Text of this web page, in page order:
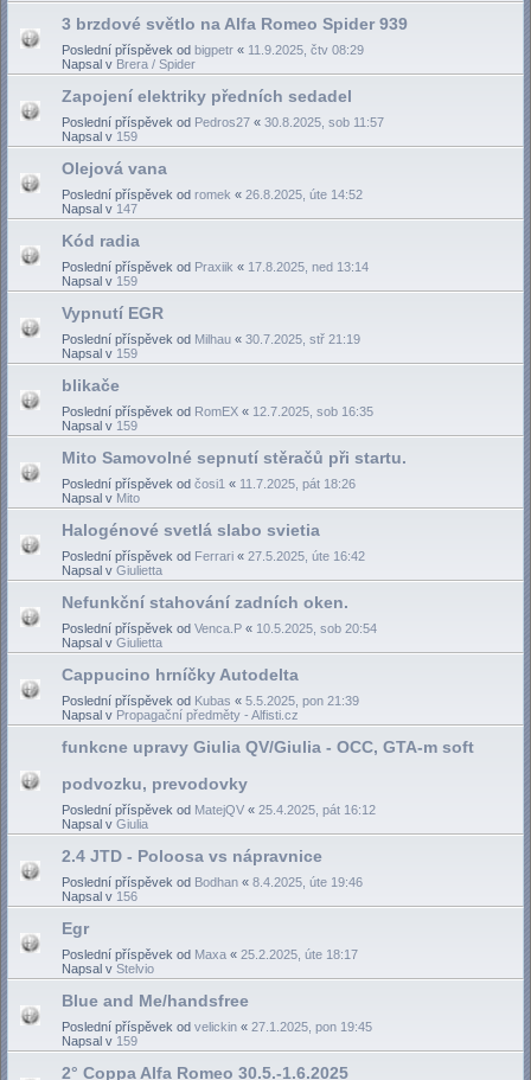
3 brzdové světlo na Alfa Romeo Spider 939
Poslední příspěvek od bigpetr « 11.9.2025, čtv 08:29
Napsal v Brera / Spider
Zapojení elektriky předních sedadel
Poslední příspěvek od Pedros27 « 30.8.2025, sob 11:57
Napsal v 159
Olejová vana
Poslední příspěvek od romek « 26.8.2025, úte 14:52
Napsal v 147
Kód radia
Poslední příspěvek od Praxiik « 17.8.2025, ned 13:14
Napsal v 159
Vypnutí EGR
Poslední příspěvek od Milhau « 30.7.2025, stř 21:19
Napsal v 159
blikače
Poslední příspěvek od RomEX « 12.7.2025, sob 16:35
Napsal v 159
Mito Samovolné sepnutí stěračů při startu.
Poslední příspěvek od čosi1 « 11.7.2025, pát 18:26
Napsal v Mito
Halogénové svetlá slabo svietia
Poslední příspěvek od Ferrari « 27.5.2025, úte 16:42
Napsal v Giulietta
Nefunkční stahování zadních oken.
Poslední příspěvek od Venca.P « 10.5.2025, sob 20:54
Napsal v Giulietta
Cappucino hrníčky Autodelta
Poslední příspěvek od Kubas « 5.5.2025, pon 21:39
Napsal v Propagační předměty - Alfisti.cz
funkcne upravy Giulia QV/Giulia - OCC, GTA-m soft
podvozku, prevodovky
Poslední příspěvek od MatejQV « 25.4.2025, pát 16:12
Napsal v Giulia
2.4 JTD - Poloosa vs nápravnice
Poslední příspěvek od Bodhan « 8.4.2025, úte 19:46
Napsal v 156
Egr
Poslední příspěvek od Maxa « 25.2.2025, úte 18:17
Napsal v Stelvio
Blue and Me/handsfree
Poslední příspěvek od velickin « 27.1.2025, pon 19:45
Napsal v 159
2° Coppa Alfa Romeo 30.5.-1.6.2025